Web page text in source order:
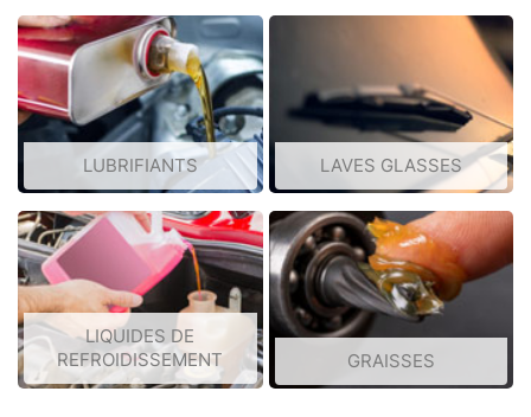
LUBRIFIANTS LAVES GLASSES
LIQUIDES DE
REFROIDISSEMENT
GRAISSES